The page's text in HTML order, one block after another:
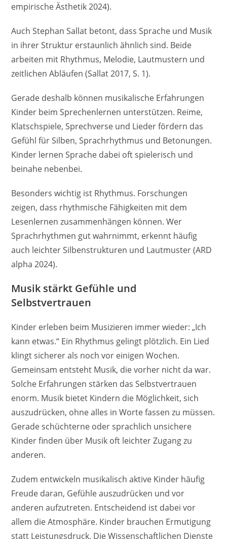
empirische Ästhetik 2024).
Auch Stephan Sallat betont, dass Sprache und Musik
in ihrer Struktur erstaunlich ähnlich sind. Beide
arbeiten mit Rhythmus, Melodie, Lautmustern und
zeitlichen Abläufen (Sallat 2017, S. 1).
Gerade deshalb können musikalische Erfahrungen
Kinder beim Sprechenlernen unterstützen. Reime,
Klatschspiele, Sprechverse und Lieder fördern das
Gefühl für Silben, Sprachrhythmus und Betonungen.
Kinder lernen Sprache dabei oft spielerisch und
beinahe nebenbei.
Besonders wichtig ist Rhythmus. Forschungen
zeigen, dass rhythmische Fähigkeiten mit dem
Lesenlernen zusammenhängen können. Wer
Sprachrhythmen gut wahrnimmt, erkennt häufig
auch leichter Silbenstrukturen und Lautmuster (ARD
alpha 2024).
Musik stärkt Gefühle und
Selbstvertrauen
Kinder erleben beim Musizieren immer wieder: „Ich
kann etwas.“ Ein Rhythmus gelingt plötzlich. Ein Lied
klingt sicherer als noch vor einigen Wochen.
Gemeinsam entsteht Musik, die vorher nicht da war.
Solche Erfahrungen stärken das Selbstvertrauen
enorm. Musik bietet Kindern die Möglichkeit, sich
auszudrücken, ohne alles in Worte fassen zu müssen.
Gerade schüchterne oder sprachlich unsichere
Kinder finden über Musik oft leichter Zugang zu
anderen.
Zudem entwickeln musikalisch aktive Kinder häufig
Freude daran, Gefühle auszudrücken und vor
anderen aufzutreten. Entscheidend ist dabei vor
allem die Atmosphäre. Kinder brauchen Ermutigung
statt Leistungsdruck. Die Wissenschaftlichen Dienste